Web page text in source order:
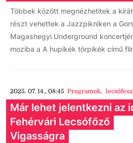
Többek között megnézhetitek a
részt vehettek a Jazzpikniken a
Magashegyi Underground
moziba a A hupikék törpikék című
2025. 07. 14., 08:45 Programok,
Már lehet jelentkezni az
Fehérvári Lecsófőző
Vigasságra